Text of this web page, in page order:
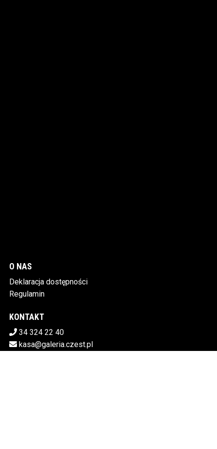
O NAS
Deklaracja dostępności
Regulamin
KONTAKT
34 324 22 40
kasa@galeria.czest.pl